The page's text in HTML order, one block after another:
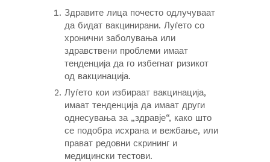
Здравите лица почесто одлучуваат
да бидат вакцинирани. Луѓето со
хронични заболувања или
здравствени проблеми имаат
тенденција да го избегнат ризикот
од вакцинација.
Луѓето кои избираат вакцинација,
имаат тенденција да имаат други
однесувања за „здравје“, како што
се подобра исхрана и вежбање, или
прават редовни скрининг и
медицински тестови.